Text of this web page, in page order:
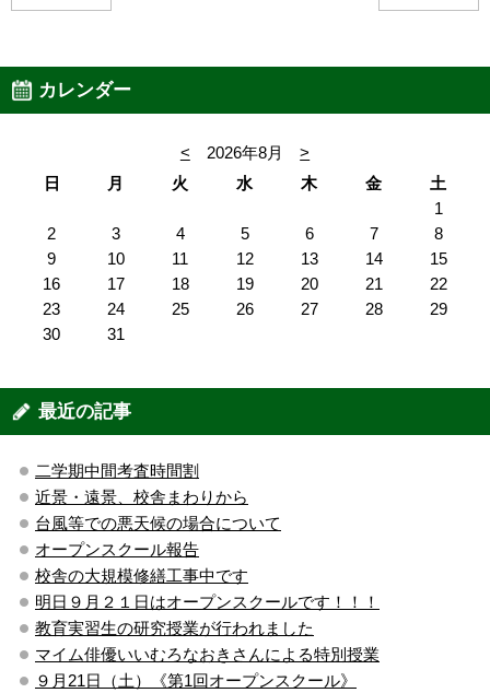
カレンダー
< 2026年8月
>
日
月 火 水 木 金
土
1
2
3 4 5 6 7
8
9
10 11 12 13 14
15
16
17 18 19 20 21
22
23
24 25 26 27 28
29
30
31
最近の記事
二学期中間考査時間割
近景・遠景、校舎まわりから
台風等での悪天候の場合について
オープンスクール報告
校舎の大規模修繕工事中です
明日９月２１日はオープンスクールです！！！
教育実習生の研究授業が行われました
マイム俳優いいむろなおきさんによる特別授業
９月21日（土）《第1回オープンスクール》